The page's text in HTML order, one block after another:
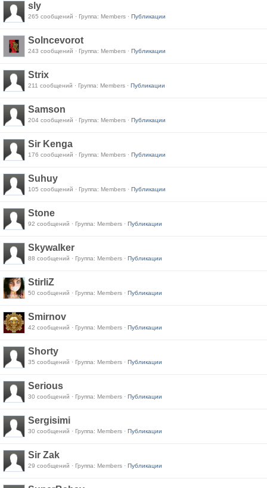
sly
265 сообщений · Группа: Members · Публикации
Solncevorot
243 сообщений · Группа: Members · Публикации
Strix
211 сообщений · Группа: Members · Публикации
Samson
204 сообщений · Группа: Members · Публикации
Sir Kenga
176 сообщений · Группа: Members · Публикации
Suhuy
105 сообщений · Группа: Members · Публикации
Stone
92 сообщений · Группа: Members · Публикации
Skywalker
88 сообщений · Группа: Members · Публикации
StirliZ
50 сообщений · Группа: Members · Публикации
Smirnov
42 сообщений · Группа: Members · Публикации
Shorty
35 сообщений · Группа: Members · Публикации
Serious
30 сообщений · Группа: Members · Публикации
Sergisimi
30 сообщений · Группа: Members · Публикации
Sir Zak
29 сообщений · Группа: Members · Публикации